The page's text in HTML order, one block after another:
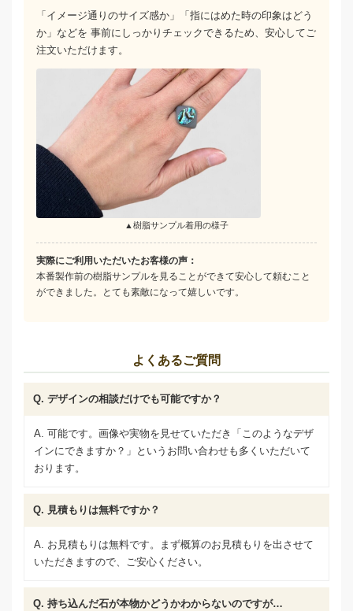
「イメージ通りのサイズ感か」「指にはめた時の印象はどう
か」などを 事前にしっかりチェックできるため、安心してご
注文いただけます。
▲樹脂サンプル着用の様子
実際にご利用いただいたお客様の声：
本番製作前の樹脂サンプルを見ることができて安心して頼むこと
ができました。とても素敵になって嬉しいです。
よくあるご質問
Q. デザインの相談だけでも可能ですか？
A. 可能です。画像や実物を見せていただき「このようなデザ
インにできますか？」というお問い合わせも多くいただいて
おります。
Q. 見積もりは無料ですか？
A. お見積もりは無料です。まず概算のお見積もりを出させて
いただきますので、ご安心ください。
Q. 持ち込んだ石が本物かどうかわからないのですが…